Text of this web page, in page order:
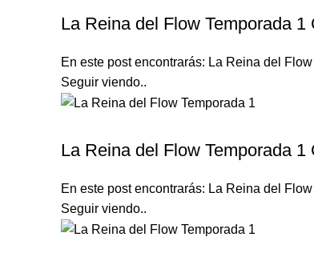
La Reina del Flow Temporada
En este post encontrarás: La Reina del
Seguir viendo..
La Reina del Flow Temporada
En este post encontrarás: La Reina del
Seguir viendo..